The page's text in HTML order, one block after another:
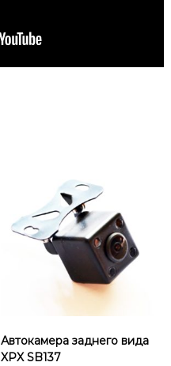
Автокамера заднего вида
XPX SB137